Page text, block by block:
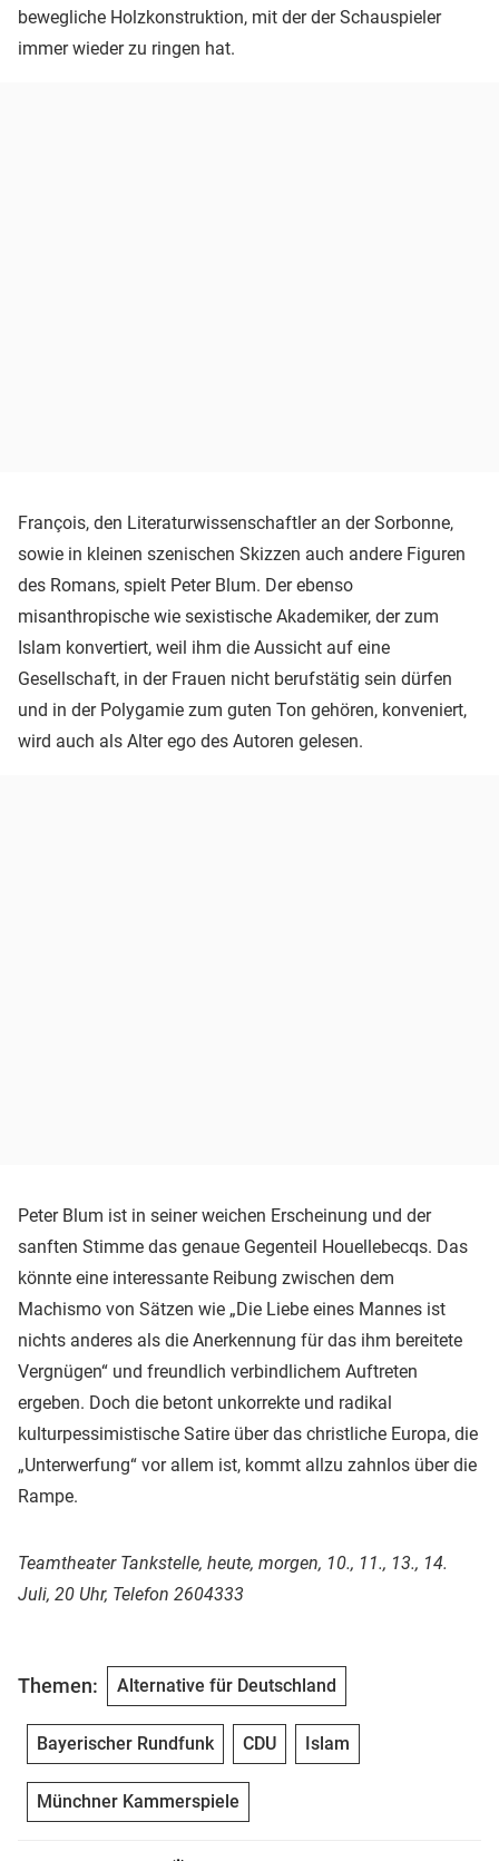
bewegliche Holzkonstruktion, mit der der Schauspieler
immer wieder zu ringen hat.
François, den Literaturwissenschaftler an der Sorbonne,
sowie in kleinen szenischen Skizzen auch andere Figuren
des Romans, spielt Peter Blum. Der ebenso
misanthropische wie sexistische Akademiker, der zum
Islam konvertiert, weil ihm die Aussicht auf eine
Gesellschaft, in der Frauen nicht berufstätig sein dürfen
und in der Polygamie zum guten Ton gehören, konveniert,
wird auch als Alter ego des Autoren gelesen.
Peter Blum ist in seiner weichen Erscheinung und der
sanften Stimme das genaue Gegenteil Houellebecqs. Das
könnte eine interessante Reibung zwischen dem
Machismo von Sätzen wie „Die Liebe eines Mannes ist
nichts anderes als die Anerkennung für das ihm bereitete
Vergnügen“ und freundlich verbindlichem Auftreten
ergeben. Doch die betont unkorrekte und radikal
kulturpessimistische Satire über das christliche Europa, die
„Unterwerfung“ vor allem ist, kommt allzu zahnlos über die
Rampe.
Teamtheater Tankstelle, heute, morgen, 10., 11., 13., 14.
Juli, 20 Uhr, Telefon 2604333
Themen: Alternative für Deutschland
Bayerischer Rundfunk CDU Islam
Münchner Kammerspiele